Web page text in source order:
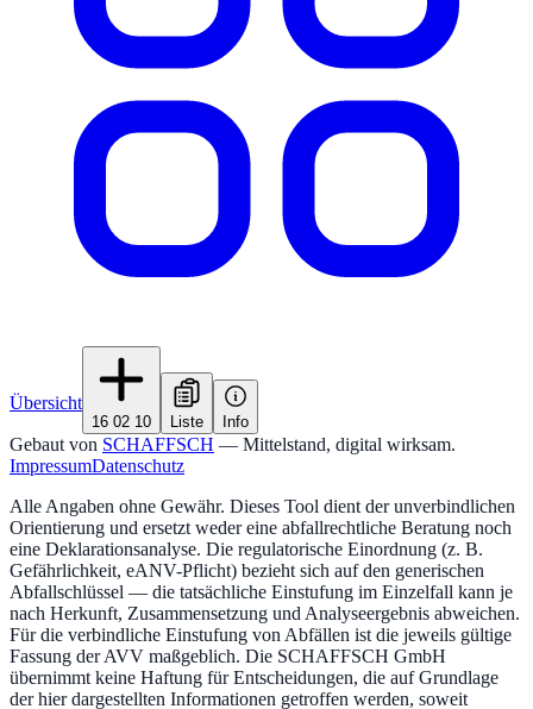
Übersicht
16 02 10 Liste Info
Gebaut von SCHAFFSCH — Mittelstand, digital wirksam.
ImpressumDatenschutz
Alle Angaben ohne Gewähr. Dieses Tool dient der unverbindlichen
Orientierung und ersetzt weder eine abfallrechtliche Beratung noch
eine Deklarationsanalyse. Die regulatorische Einordnung (z. B.
Gefährlichkeit, eANV-Pflicht) bezieht sich auf den generischen
Abfallschlüssel — die tatsächliche Einstufung im Einzelfall kann je
nach Herkunft, Zusammensetzung und Analyseergebnis abweichen.
Für die verbindliche Einstufung von Abfällen ist die jeweils gültige
Fassung der AVV maßgeblich. Die SCHAFFSCH GmbH
übernimmt keine Haftung für Entscheidungen, die auf Grundlage
der hier dargestellten Informationen getroffen werden, soweit